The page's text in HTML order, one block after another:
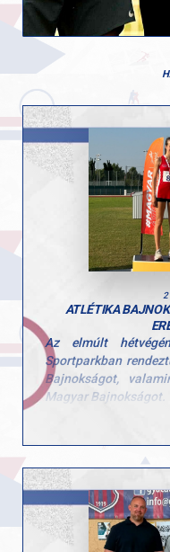
ATLÉTIKA
Az elmúlt
Sportparkban
Bajnokságot,
Magyar Bajnokságot.
A rendkívüli
mezőnyt, de a
teljesítménnyel
A hivatalos
végeztünk, összesen
bronzéremmel.